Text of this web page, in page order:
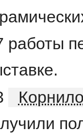
работы